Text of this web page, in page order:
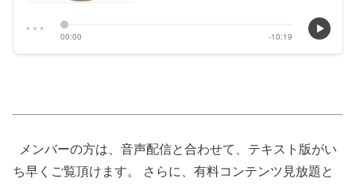
メンバーの方は、音声配信と合わせて、テキスト版がい
ち早くご覧頂けます。 さらに、有料コンテンツ見放題と